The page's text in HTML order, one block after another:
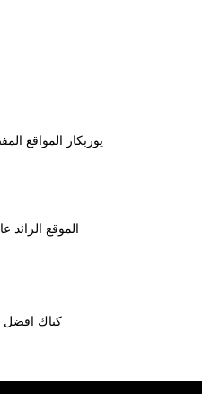
يوربكار المواقع
الموقع الرائد
كياك افضل